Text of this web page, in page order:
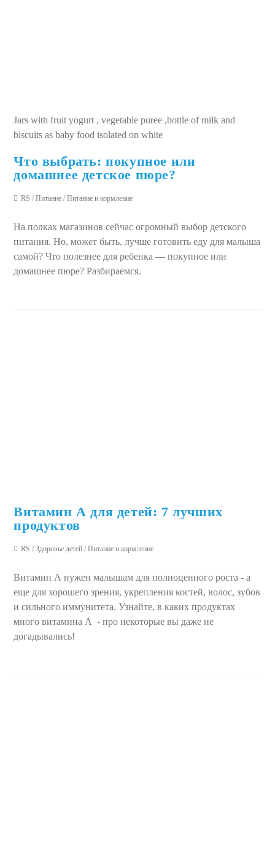
Jars with fruit yogurt , vegetable puree ,bottle of milk and
biscuits as baby food isolated on white
Что выбрать: покупное или
домашнее детское пюре?
RS / Питание / Питание и кормление
На полках магазинов сейчас огромный выбор детского
питания. Но, может быть, лучше готовить еду для малыша
самой? Что полезнее для ребенка — покупное или
домашнее пюре? Разбираемся.
Витамин А для детей: 7 лучших
продуктов
RS / Здоровье детей / Питание и кормление
Витамин А нужен малышам для полноценного роста - а
еще для хорошего зрения, укрепления костей, волос, зубов
и сильного иммунитета. Узнайте, в каких продуктах
много витамина А - про некоторые вы даже не
догадывались!